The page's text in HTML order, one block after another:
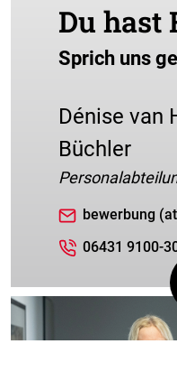
Du hast
Sprich uns
Dénise van
Büchler
bewerbung
06431 9100-